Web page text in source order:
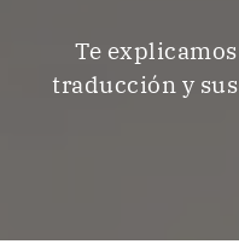
Te
traducción y